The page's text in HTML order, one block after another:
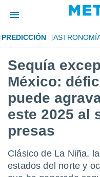
de
ha sido
para
la
que se
calidad.
a este
las
PREDICCIÓN
Sequía
México:
puede
este 2025 al
presas
Clásico de La Niña,
estados del norte y